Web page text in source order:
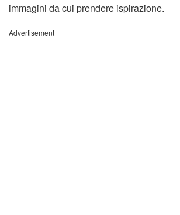
immagini da cui prendere ispirazione.
Advertisement